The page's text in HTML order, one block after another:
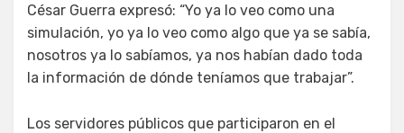
César Guerra expresó: “Yo ya lo veo como una
simulación, yo ya lo veo como algo que ya se sabía,
nosotros ya lo sabíamos, ya nos habían dado toda
la información de dónde teníamos que trabajar”.
Los servidores públicos que participaron en el